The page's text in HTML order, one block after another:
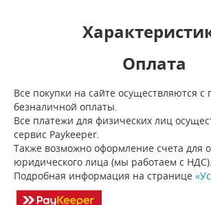
Оплата
Все покупки на сайте осуществляются
безналичной оплаты.
Все платежи для физических лиц
сервис Paykeeper.
Также возможно оформление счета для
юридического лица (мы работаем с НДС).
Подробная информация на странице